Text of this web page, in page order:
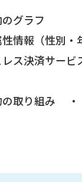
グラフ
情報（性別・
ス決済サービ
取り組み ・